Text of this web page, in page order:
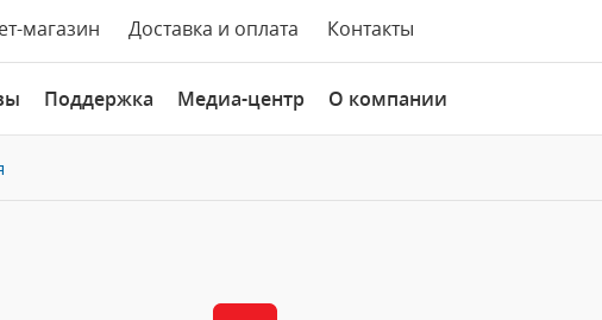
магазин Доставка и оплата Контакты
Поддержка Медиа-центр О компании